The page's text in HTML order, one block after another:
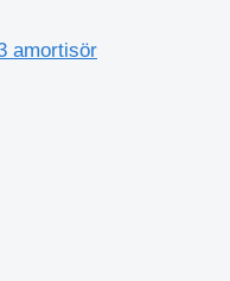
amortisör